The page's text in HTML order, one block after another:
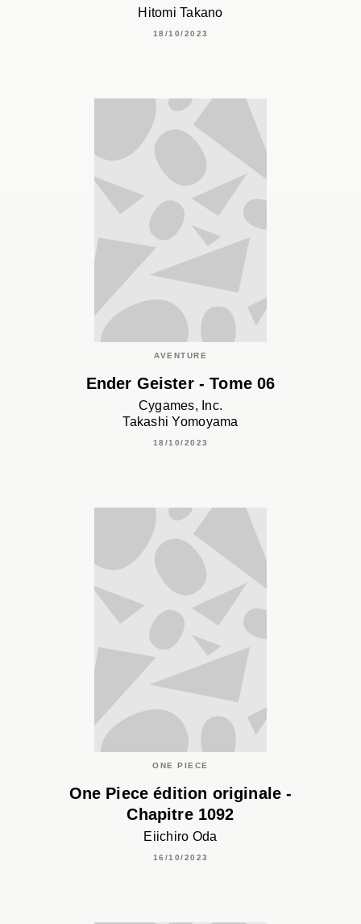
Hitomi Takano
18/10/2023
AVENTURE
Ender Geister - Tome 06
Cygames, Inc.
Takashi Yomoyama
18/10/2023
ONE PIECE
One Piece édition originale -
Chapitre 1092
Eiichiro Oda
16/10/2023